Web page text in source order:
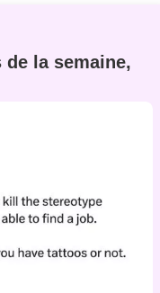
la semaine,